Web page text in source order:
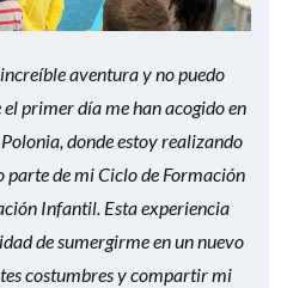
aventura y no puedo
primer día me han acogido en
donde estoy realizando
de mi Ciclo de Formación
Infantil. Esta experiencia
de sumergirme en un nuevo
costumbres y compartir mi